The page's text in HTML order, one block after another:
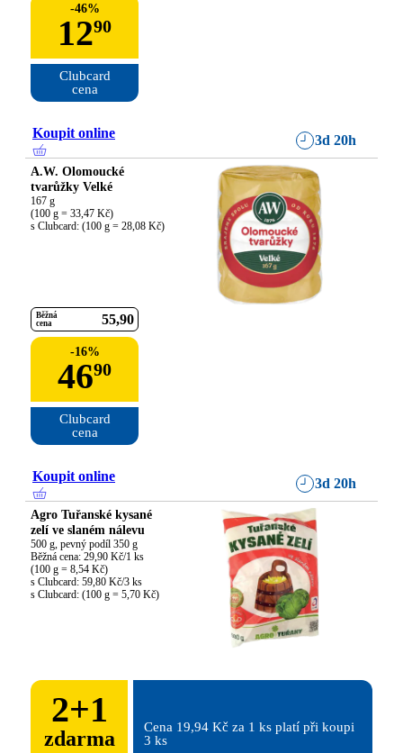
-46%
1290
Clubcard
cena
Koupit online 3d 20h
A.W. Olomoucké
tvarůžky Velké
167 g
(100 g = 33,47 Kč)
s Clubcard: (100 g = 28,08 Kč)
Běžná
cena
55 90
-16%
4690
Clubcard
cena
Koupit online 3d 20h
Agro Tuřanské kysané
zelí ve slaném nálevu
500 g, pevný podíl 350 g
Běžná cena: 29,90 Kč/1 ks
(100 g = 8,54 Kč)
s Clubcard: 59,80 Kč/3 ks
s Clubcard: (100 g = 5,70 Kč)
2+1
zdarma
Cena 19,94 Kč za 1 ks platí při koupi
3 ks